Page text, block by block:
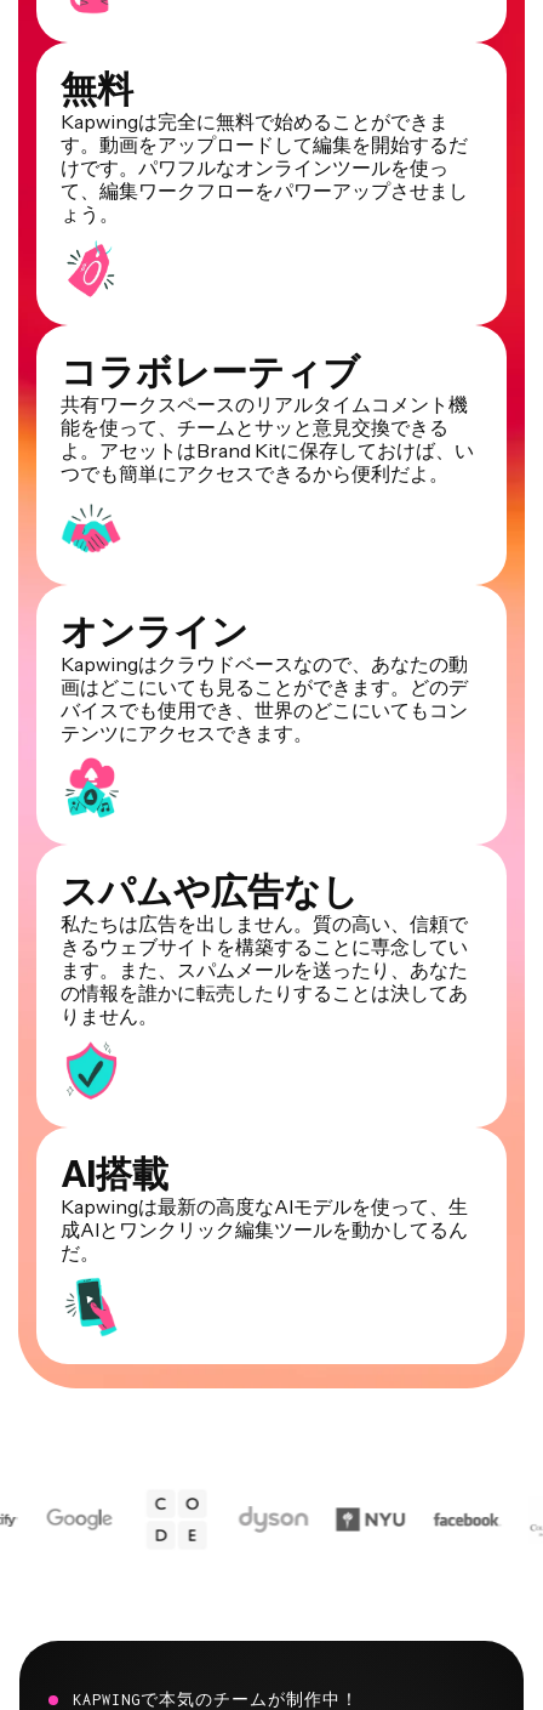
無料
Kapwingは完全に無料で始めることができま
す。動画をアップロードして編集を開始するだ
けです。パワフルなオンラインツールを使っ
て、編集ワークフローをパワーアップさせまし
ょう。
コラボレーティブ
共有ワークスペースのリアルタイムコメント機
能を使って、チームとサッと意見交換できる
よ。アセットはBrand Kitに保存しておけば、い
つでも簡単にアクセスできるから便利だよ。
オンライン
Kapwingはクラウドベースなので、あなたの動
画はどこにいても見ることができます。どのデ
バイスでも使用でき、世界のどこにいてもコン
テンツにアクセスできます。
スパムや広告なし
私たちは広告を出しません。質の高い、信頼で
きるウェブサイトを構築することに専念してい
ます。また、スパムメールを送ったり、あなた
の情報を誰かに転売したりすることは決してあ
りません。
AI搭載
Kapwingは最新の高度なAIモデルを使って、生
成AIとワンクリック編集ツールを動かしてるん
だ。
KAPWINGで本気のチームが制作中！